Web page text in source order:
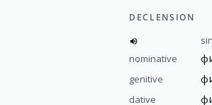
DECLENSION
nominative
genitive
dative